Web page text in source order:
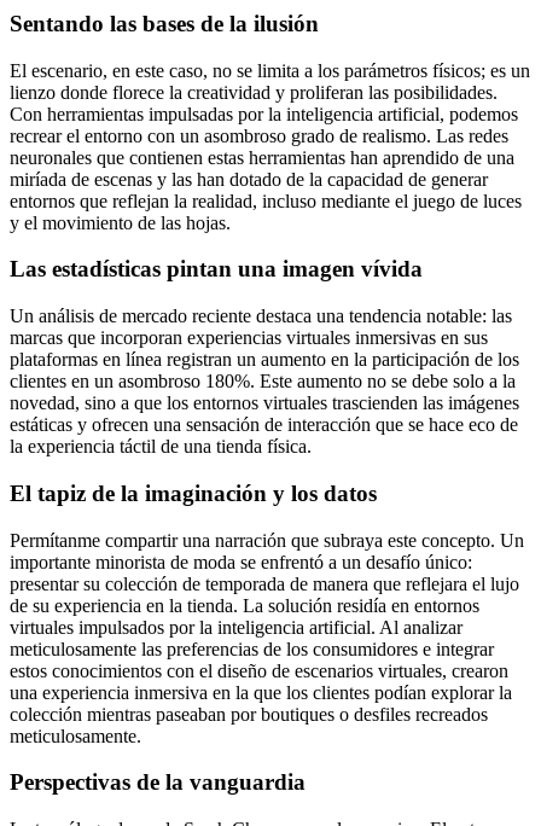
Sentando las bases de la ilusión
El escenario, en este caso, no se limita a los parámetros físicos; es un
lienzo donde florece la creatividad y proliferan las posibilidades.
Con herramientas impulsadas por la inteligencia artificial, podemos
recrear el entorno con un asombroso grado de realismo. Las redes
neuronales que contienen estas herramientas han aprendido de una
miríada de escenas y las han dotado de la capacidad de generar
entornos que reflejan la realidad, incluso mediante el juego de luces
y el movimiento de las hojas.
Las estadísticas pintan una imagen vívida
Un análisis de mercado reciente destaca una tendencia notable: las
marcas que incorporan experiencias virtuales inmersivas en sus
plataformas en línea registran un aumento en la participación de los
clientes en un asombroso 180%. Este aumento no se debe solo a la
novedad, sino a que los entornos virtuales trascienden las imágenes
estáticas y ofrecen una sensación de interacción que se hace eco de
la experiencia táctil de una tienda física.
El tapiz de la imaginación y los datos
Permítanme compartir una narración que subraya este concepto. Un
importante minorista de moda se enfrentó a un desafío único:
presentar su colección de temporada de manera que reflejara el lujo
de su experiencia en la tienda. La solución residía en entornos
virtuales impulsados por la inteligencia artificial. Al analizar
meticulosamente las preferencias de los consumidores e integrar
estos conocimientos con el diseño de escenarios virtuales, crearon
una experiencia inmersiva en la que los clientes podían explorar la
colección mientras paseaban por boutiques o desfiles recreados
meticulosamente.
Perspectivas de la vanguardia